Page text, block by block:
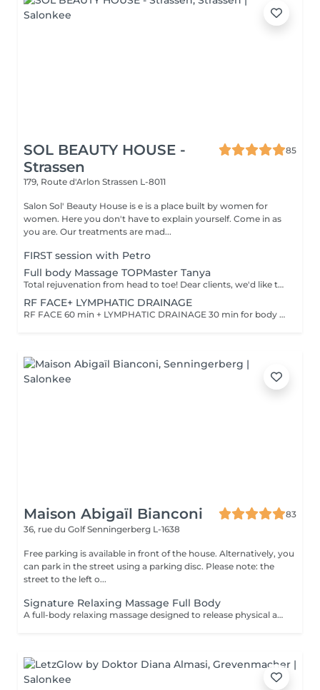
SOL BEAUTY HOUSE -
Strassen
85
179, Route d'Arlon Strassen L-8011
Salon Sol' Beauty House is e is a place built by women for
women. Here you don't have to explain yourself. Come in as
you are. Our treatments are mad...
FIRST session with Petro
Full body Massage TOPMaster Tanya
Total rejuvenation from head to toe! Dear clients, we'd like to draw your attention to the fact that the actual massage time is indicated in parentheses next to the name of the massage. The duration list on the website includes time for room and client preparation. We strive to provide you with the highest quality and comfort. Thank you for your understanding. WHAT IS FULL BODY MASSAGE? It's a comprehensive massage that targets all major muscle groups, relieving stress, tension, and fatigue throughout the entire body. Using a combination of techniques, this treatment boosts circulation, relaxes the nervous system, and restores your natural energy balance. Ideal for those needing a full reset for both body and mind.
RF FACE+ LYMPHATIC DRAINAGE
RF FACE 60 min + LYMPHATIC DRAINAGE 30 min for body Your face lifts. Your body drains. Two systems working together to provide the full experience.
Maison Abigaïl Bianconi
83
36, rue du GolfSenningerberg L-1638
Free parking is available in front of the house. Alternatively, you
can park in the street using a parking disc. Please note: the
street to the left o...
Signature Relaxing Massage Full Body
A full-body relaxing massage designed to release physical and mental tension. The technique is adapted to your body and your needs on the day, offering deep and lasting relaxation. This treatment can be combined with a targeted massage (neck & scalp or feet) for a more personalized experience.